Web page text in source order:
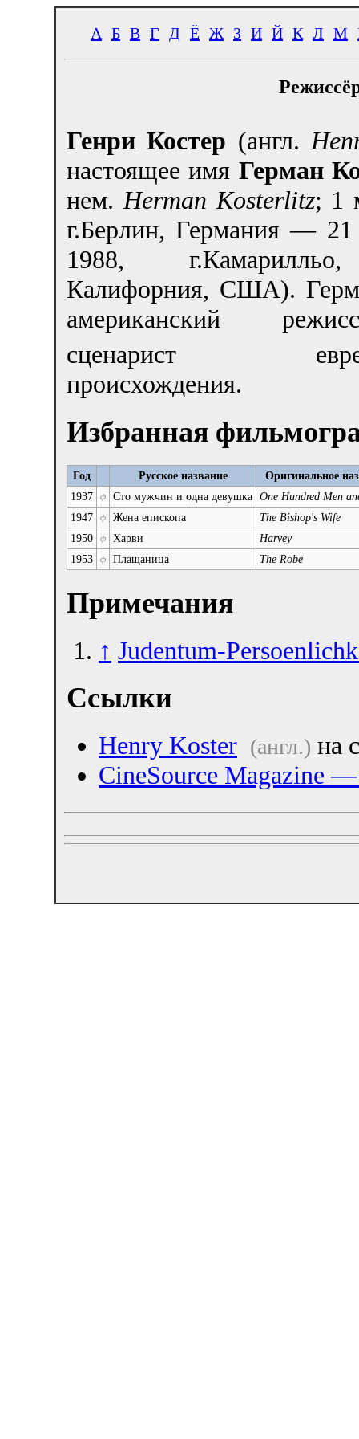
А Б В Г Д Ё Ж З И Й К Л М
Генри Костер (англ.
настоящее имя Герман
нем. Herman Kosterlitz; 1
г.Берлин, Германия — 21
1988,
Калифорния, США).
американский
сценарист
происхождения.
Избранная
Год Русское название
Оригинальное
1937
ф Сто мужчин и одна девушка One Hundred Men
1947
ф Жена епископа
The Bishop's Wife
1950
ф Харви
Harvey
1953
ф Плащаница The Robe
Примечания
↑ Judentum-
Ссылки
Henry Koster (англ.) на
CineSource Magazine